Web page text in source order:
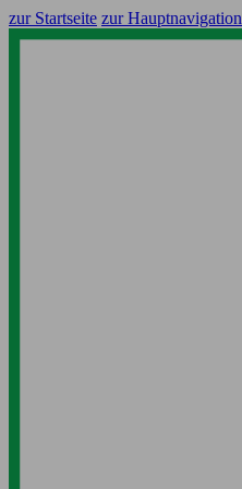
zur Startseite zur Hauptnavigation